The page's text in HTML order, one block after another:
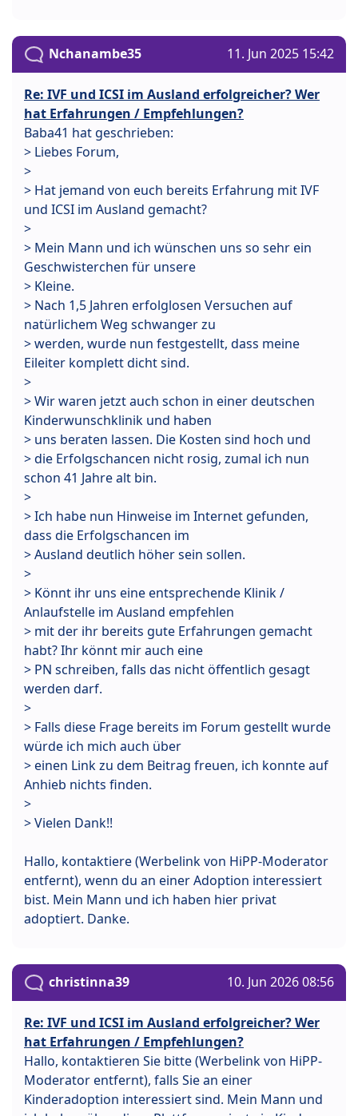
Nchanambe35 11. Jun 2025 15:42
Re: IVF und ICSI im Ausland erfolgreicher? Wer
hat Erfahrungen / Empfehlungen?
Baba41 hat geschrieben:
> Liebes Forum,
>
> Hat jemand von euch bereits Erfahrung mit IVF
und ICSI im Ausland gemacht?
>
> Mein Mann und ich wünschen uns so sehr ein
Geschwisterchen für unsere
> Kleine.
> Nach 1,5 Jahren erfolglosen Versuchen auf
natürlichem Weg schwanger zu
> werden, wurde nun festgestellt, dass meine
Eileiter komplett dicht sind.
>
> Wir waren jetzt auch schon in einer deutschen
Kinderwunschklinik und haben
> uns beraten lassen. Die Kosten sind hoch und
> die Erfolgschancen nicht rosig, zumal ich nun
schon 41 Jahre alt bin.
>
> Ich habe nun Hinweise im Internet gefunden,
dass die Erfolgschancen im
> Ausland deutlich höher sein sollen.
>
> Könnt ihr uns eine entsprechende Klinik /
Anlaufstelle im Ausland empfehlen
> mit der ihr bereits gute Erfahrungen gemacht
habt? Ihr könnt mir auch eine
> PN schreiben, falls das nicht öffentlich gesagt
werden darf.
>
> Falls diese Frage bereits im Forum gestellt wurde
würde ich mich auch über
> einen Link zu dem Beitrag freuen, ich konnte auf
Anhieb nichts finden.
>
> Vielen Dank!!
Hallo, kontaktiere (Werbelink von HiPP-Moderator
entfernt), wenn du an einer Adoption interessiert
bist. Mein Mann und ich haben hier privat
adoptiert. Danke.
christinna39 10. Jun 2026 08:56
Re: IVF und ICSI im Ausland erfolgreicher? Wer
hat Erfahrungen / Empfehlungen?
Hallo, kontaktieren Sie bitte (Werbelink von HiPP-
Moderator entfernt), falls Sie an einer
Kinderadoption interessiert sind. Mein Mann und